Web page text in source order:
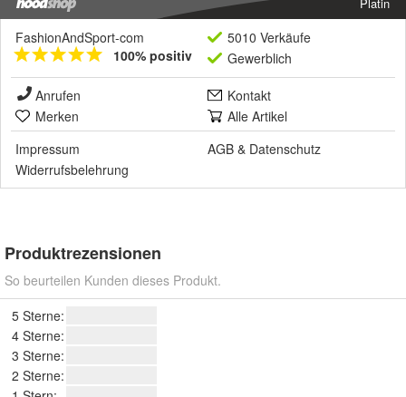
FashionAndSport-com
100% positiv
5010 Verkäufe
Gewerblich
Anrufen
Kontakt
Merken
Alle Artikel
Impressum
AGB & Datenschutz
Widerrufsbelehrung
Produktrezensionen
So beurteilen Kunden dieses Produkt.
5 Sterne:
4 Sterne:
3 Sterne:
2 Sterne: